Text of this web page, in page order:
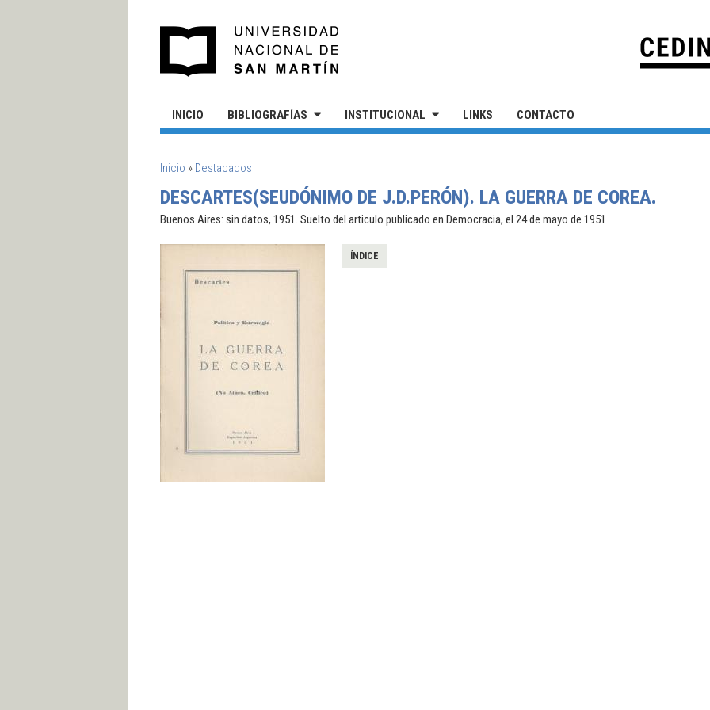
INICIO BIBLIOGRAFÍAS INSTITUCIONAL LINKS CONTACTO
SE ENCUENTRA USTED AQUÍ
Inicio » Destacados
DESCARTES(SEUDÓNIMO DE J.D.PERÓN). LA GUERRA DE COREA.
Buenos Aires: sin datos, 1951. Suelto del articulo publicado en Democracia, el 24 de mayo de 1951
ÍNDICE